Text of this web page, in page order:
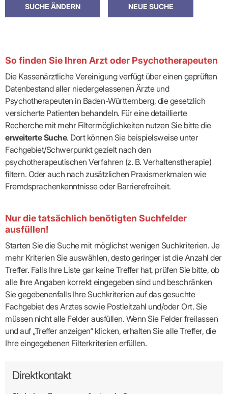
So finden Sie Ihren Arzt oder Psychotherapeuten
Die Kassenärztliche Vereinigung verfügt über einen geprüften
Datenbestand aller niedergelassenen Ärzte und
Psychotherapeuten in Baden-Württemberg, die gesetzlich
versicherte Patienten behandeln. Für eine detaillierte
Recherche mit mehr Filtermöglichkeiten nutzen Sie bitte die
erweiterte Suche. Dort können Sie beispielsweise unter
Fachgebiet/Schwerpunkt gezielt nach den
psychotherapeutischen Verfahren (z. B. Verhaltenstherapie)
filtern. Oder auch nach zusätzlichen Praxismerkmalen wie
Fremdsprachenkenntnisse oder Barrierefreiheit.
Nur die tatsächlich benötigten Suchfelder
ausfüllen!
Starten Sie die Suche mit möglichst wenigen Suchkriterien. Je
mehr Kriterien Sie auswählen, desto geringer ist die Anzahl der
Treffer. Falls Ihre Liste gar keine Treffer hat, prüfen Sie bitte, ob
alle Ihre Angaben korrekt eingegeben sind und beschränken
Sie gegebenenfalls Ihre Suchkriterien auf das gesuchte
Fachgebiet des Arztes sowie Postleitzahl und/oder Ort. Sie
müssen nicht alle Felder ausfüllen. Wenn Sie Felder freilassen
und auf „Treffer anzeigen“ klicken, erhalten Sie alle Treffer, die
Ihre eingegebenen Filterkriterien erfüllen.
Direktkontakt